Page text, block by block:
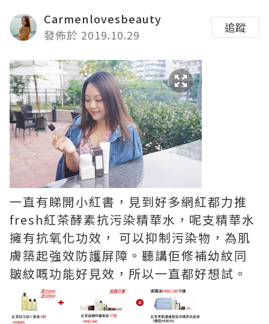
Carmenlovesbeauty
發佈於 2019.10.29
追蹤
一直有睇開小紅書，見到好多網紅都力推
fresh紅茶酵素抗污染精華水，呢支精華水
擁有抗氧化功效， 可以抑制污染物，為肌
膚築起強效防護屏障。聽講佢修補幼紋同
皺紋嘅功能好見效，所以一直都好想試。